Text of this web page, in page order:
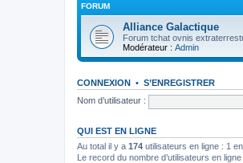
FORUM
Alliance Galactique
Forum tchat ovnis
Modérateur : Admin
CONNEXION • S’ENREGISTRER
Nom d’utilisateur :
QUI EST EN LIGNE
Au total il y a 174 utilisateurs en ligne : 1
Le record du nombre d’utilisateurs en